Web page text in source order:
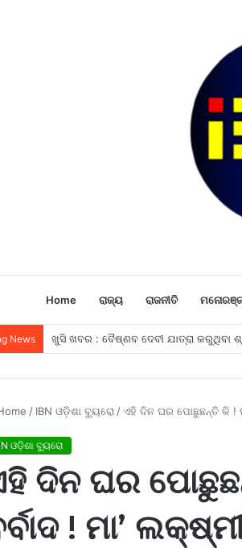
Home ରାଜ୍ୟ ରାଜନୀତି
News
/ IBN ଓଡ଼ିଶା ବ୍ୟୁରୋ /ଏହି ଦିନ ଘର ପୋଛୁଛନ୍ତି କି !
ଓଡ଼ିଶା ବ୍ୟୁରୋ
ଦିନ ଘର
! ମା’